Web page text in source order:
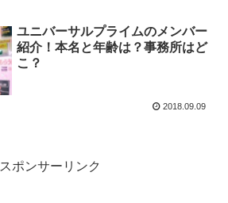
ユニバーサルプライムのメンバー
紹介！本名と年齢は？事務所はど
こ？
2018.09.09
スポンサーリンク